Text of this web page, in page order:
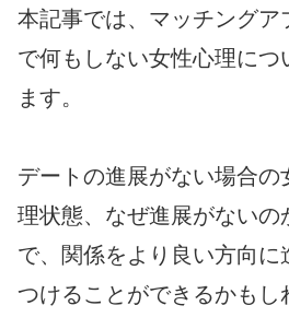
本記事では、マッチングア
で何もしない女性心理につ
ます。
デートの進展がない場合の
理状態、なぜ進展がないの
で、関係をより良い方向に
つけることができるかもし